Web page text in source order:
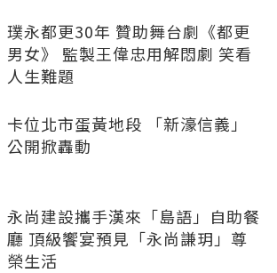
璞永都更30年 贊助舞台劇《都更
男女》 監製王偉忠用解悶劇 笑看
人生難題
卡位北市蛋黃地段 「新濠信義」
公開掀轟動
永尚建設攜手漢來「島語」自助餐
廳 頂級饗宴預見「永尚謙玥」尊
榮生活